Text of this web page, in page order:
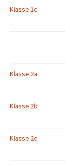
Klasse 1c
Klasse 2a
Klasse 2b
Klasse 2c